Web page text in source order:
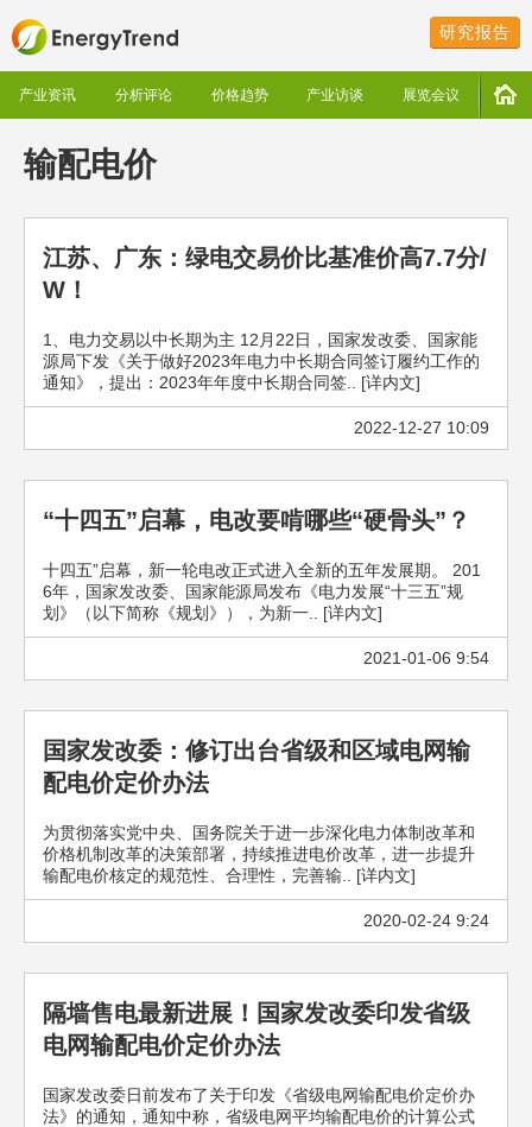
研究报告
产业资讯 分析评论 价格趋势 产业访谈 展览会议
输配电价
江苏、广东：绿电交易价比基准价高7.7分/
W！
1、电力交易以中长期为主 12月22日，国家发改委、国家能
源局下发《关于做好2023年电力中长期合同签订履约工作的
通知》，提出：2023年年度中长期合同签.. [详内文]
2022-12-27 10:09
“十四五”启幕，电改要啃哪些“硬骨头”？
十四五”启幕，新一轮电改正式进入全新的五年发展期。 201
6年，国家发改委、国家能源局发布《电力发展“十三五”规
划》（以下简称《规划》），为新一.. [详内文]
2021-01-06 9:54
国家发改委：修订出台省级和区域电网输
配电价定价办法
为贯彻落实党中央、国务院关于进一步深化电力体制改革和
价格机制改革的决策部署，持续推进电价改革，进一步提升
输配电价核定的规范性、合理性，完善输.. [详内文]
2020-02-24 9:24
隔墙售电最新进展！国家发改委印发省级
电网输配电价定价办法
国家发改委日前发布了关于印发《省级电网输配电价定价办
法》的通知，通知中称，省级电网平均输配电价的计算公式